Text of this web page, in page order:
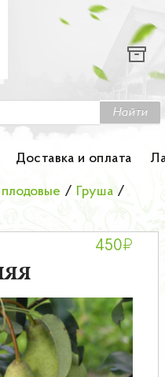
Найти
Доставка и оплата
розы
/ Груша /
450₽